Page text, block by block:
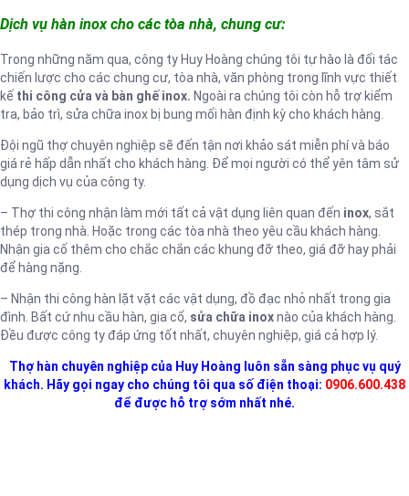
Dịch vụ hàn inox cho các tòa nhà, chung cư:
Trong những năm qua, công ty Huy Hoàng chúng tôi tự hào là đối tác
chiến lược cho các chung cư, tòa nhà, văn phòng trong lĩnh vực thiết
kế thi công cửa và bàn ghế inox. Ngoài ra chúng tôi còn hỗ trợ kiểm
tra, bảo trì, sửa chữa inox bị bung mối hàn định kỳ cho khách hàng.
Đội ngũ thợ chuyên nghiệp sẽ đến tận nơi khảo sát miễn phí và báo
giá rẻ hấp dẫn nhất cho khách hàng. Để mọi người có thể yên tâm sử
dụng dịch vụ của công ty.
– Thợ thi công nhận làm mới tất cả vật dụng liên quan đến inox, sắt
thép trong nhà. Hoặc trong các tòa nhà theo yêu cầu khách hàng.
Nhận gia cố thêm cho chắc chắn các khung đỡ theo, giá đỡ hay phải
để hàng nặng.
– Nhận thi công hàn lặt vặt các vật dụng, đồ đạc nhỏ nhất trong gia
đình. Bất cứ nhu cầu hàn, gia cố, sửa chữa inoxnào của khách hàng.
Đều được công ty đáp ứng tốt nhất, chuyên nghiệp, giá cả hợp lý.
Thợ hàn chuyên nghiệp của Huy Hoàng luôn sẵn sàng phục vụ quý
khách. Hãy gọi ngay cho chúng tôi qua số điện thoại: 0906.600.438
để được hỗ trợ sớm nhất nhé.